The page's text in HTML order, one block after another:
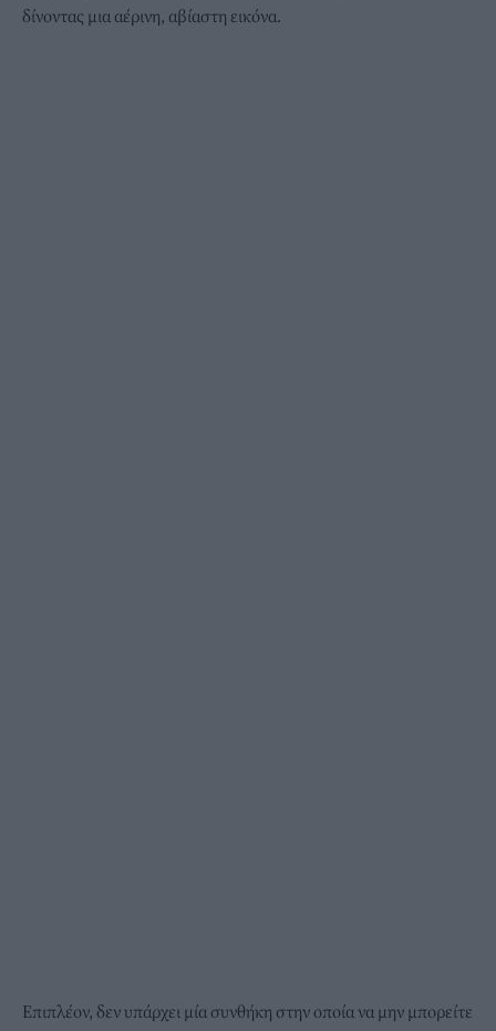
δίνοντας μια αέρινη, αβίαστη εικόνα.
Επιπλέον, δεν υπάρχει μία συνθήκη στην οποία να μην μπορείτε